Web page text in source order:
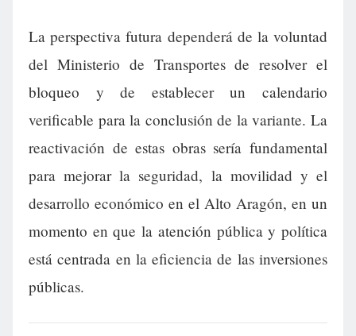
La perspectiva futura dependerá de la voluntad
del Ministerio de Transportes de resolver el
bloqueo y de establecer un calendario
verificable para la conclusión de la variante. La
reactivación de estas obras sería fundamental
para mejorar la seguridad, la movilidad y el
desarrollo económico en el Alto Aragón, en un
momento en que la atención pública y política
está centrada en la eficiencia de las inversiones
públicas.